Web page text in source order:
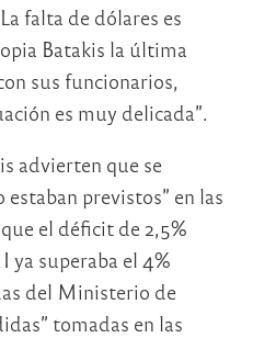
falta de dólares es
Batakis la última
sus funcionarios,
es muy delicada”.
advierten que se
previstos” en las
el déficit de 2,5%
ya superaba el 4%
del Ministerio de
tomadas en las